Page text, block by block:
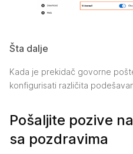
Šta dalje
Kada je prekidač govorne
konfigurisati različita
Pošaljite pozive
sa pozdravima